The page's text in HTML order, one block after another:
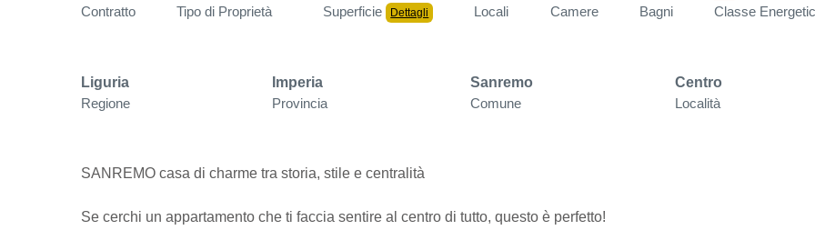
Contratto
Tipo di Proprietà
Superficie Dettagli
Locali
Camere
Bagni
Classe
Liguria
Regione
Imperia
Provincia
Sanremo
Comune
Centro
Località
SANREMO casa di charme tra storia, stile e centralità
Se cerchi un appartamento che ti faccia sentire al centro di tutto, questo è perfetto!